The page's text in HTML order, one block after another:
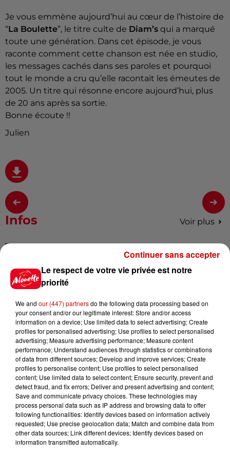
Je vous emmène aujourd’hui au cœur de l’histoire de
“La Boulette”, le titre culte de Diam’s qui a marqué
toute une génération. Dans cet épisode, je vous
raconte comment cette chanson est née en studio,
les messages cachés dans ses paroles et pourquoi
tout le monde a cru qu’elle racontait les émeutes de
2005. Un titre qui résonne encore aujourd’hui, plus
de 20 ans après sa sortie.
Bonne écoute !!
Julien
Infos Voir plus
Pape Léon XIV en France : quel
est son programme ?
7 août 2026
Limoges : un bébé d'un mois
blessé dans un incendie, un
appartement...
7 août 2026
Éclipse solaire : découvrez les
meilleurs spots d'observation
du...
Le respect de votre vie privée est notre
priorité
We and our (447) partnersdo the following data processing based on
your consent and/or our legitimate interest: Store and/or access
information on a device; Use limited data to select advertising; Create
profiles for personalised advertising; Use profiles to select personalised
advertising; Measure advertising performance; Measure content
performance; Understand audiences through statistics or combinations
of data from different sources; Develop and improve services; Create
profiles to personalise content; Use profiles to select personalised
content; Use limited data to select content; Ensure security, prevent and
detect fraud, and fix errors; Deliver and present advertising and content;
Save and communicate privacy choices. These technologies may
process personal data such as IP address and browsing data to offer
following functionalities: Identify devices based on information actively
requested; Use precise geolocation data; Match and combine data from
other data sources; Link different devices; Identify devices based on
information transmitted automatically.
Continuer sans accepter